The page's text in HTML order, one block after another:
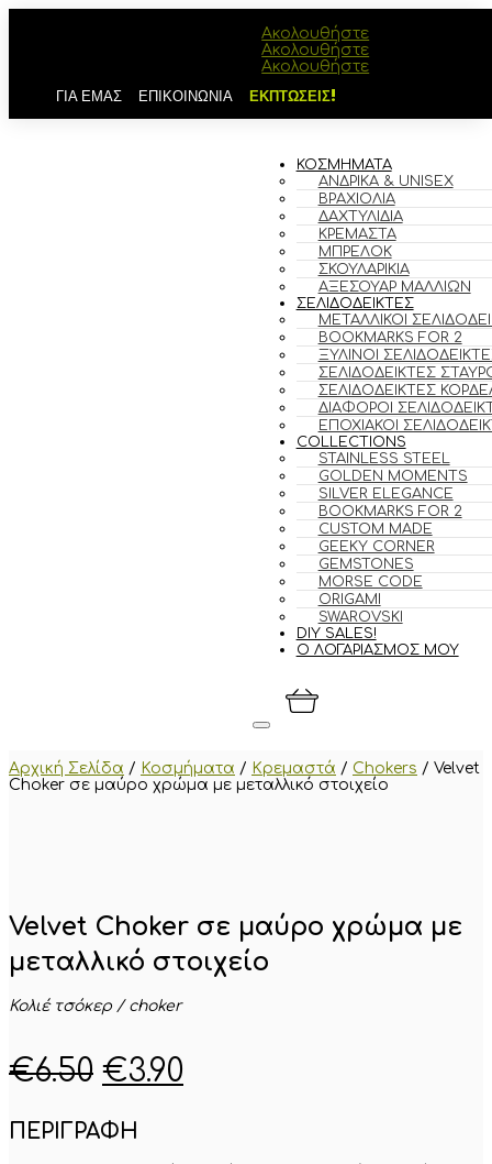
Ακολουθήστε
Ακολουθήστε
Ακολουθήστε
ΓΙΑ ΕΜΑΣ ΕΠΙΚΟΙΝΩΝΙΑ ΕΚΠΤΩΣΕΙΣ!
ΚΟΣΜΗΜΑΤΑ
ΑΝΔΡΙΚΆ & UNISEX
ΒΡΑΧΙΌΛΙΑ
ΔΑΧΤΥΛΊΔΙΑ
ΚΡΕΜΑΣΤΆ
ΜΠΡΕΛΌΚ
ΣΚΟΥΛΑΡΊΚΙΑ
ΑΞΕΣΟΥΆΡ ΜΑΛΛΙΏΝ
ΣΕΛΙΔΟΔΕΙΚΤΕΣ
ΜΕΤΑΛΛΙΚΟΊ
BOOKMARKS FOR 2
ΞΎΛΙΝΟΙ
ΣΕΛΙΔΟΔΕΊΚΤΕΣ
ΣΕΛΙΔΟΔΕΊΚΤΕΣ
ΔΙΆΦΟΡΟΙ
ΕΠΟΧΙΑΚΟΊ
COLLECTIONS
STAINLESS STEEL
GOLDEN MOMENTS
SILVER ELEGANCE
BOOKMARKS FOR 2
CUSTOM MADE
GEEKY CORNER
GEMSTONES
MORSE CODE
ORIGAMI
SWAROVSKI
DIY SALES!
Ο ΛΟΓΑΡΙΑΣΜΟΣ ΜΟΥ
Αρχική Σελίδα / Κοσμήματα / Κρεμαστά / Chokers / Velvet
Choker σε μαύρο χρώμα με μεταλλικό στοιχείο
Velvet Choker σε μαύρο χρώμα με
μεταλλικό στοιχείο
Κολιέ τσόκερ / choker
€6.50 Original
was:
€3.90
ΠΕΡΙΓΡΑΦΗ